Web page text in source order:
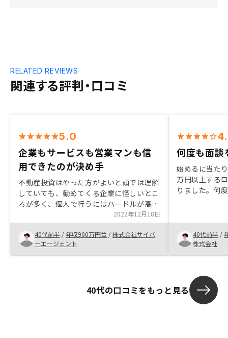
関連する評判・口コミ
RELATED REVIEWS
5.0
企業もサービスも営業マンも信
用できたのが決め手
不動産投資はやった方がよいと頭では理解
していても、勧めてくる企業に怪しいとこ
ろが多く、個人で行うにはハードルが高く
てなかなか手を出せずにいたところに、信
用力の高いRENOSYが現れたことで一気に
進めることができました。物件をもっとた
くさん見せてくれると良いのにと思いまし
た
2022年12月18日
40代前半 / 年収900万円台 /株式会社サイバ
ーエージェント
何度も面談
始めるに当た
万円以上する
りました。何
ることができ
いと思いまし
手頃な物件が
証してくれる
40代前半 /
株式会社
40代の口コミをもっと見る